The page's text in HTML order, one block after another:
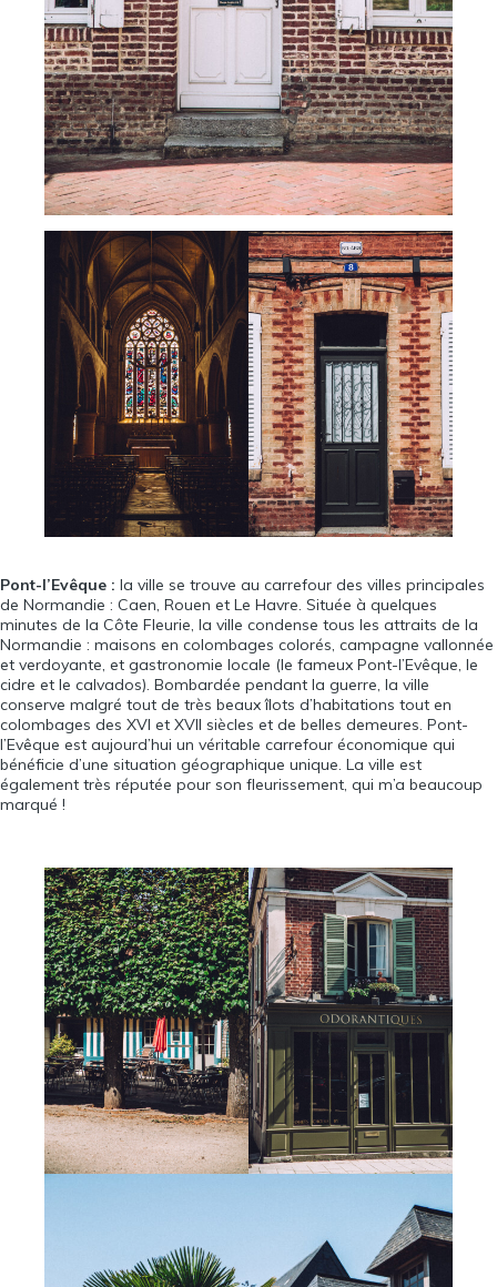
Pont-l’Evêque : la ville se trouve au carrefour des villes principales
de Normandie : Caen, Rouen et Le Havre. Située à quelques
minutes de la Côte Fleurie, la ville condense tous les attraits de la
Normandie : maisons en colombages colorés, campagne vallonnée
et verdoyante, et gastronomie locale (le fameux Pont-l’Evêque, le
cidre et le calvados). Bombardée pendant la guerre, la ville
conserve malgré tout de très beaux îlots d’habitations tout en
colombages des XVI et XVII siècles et de belles demeures. Pont-
l’Evêque est aujourd’hui un véritable carrefour économique qui
bénéficie d’une situation géographique unique. La ville est
également très réputée pour son fleurissement, qui m’a beaucoup
marqué !